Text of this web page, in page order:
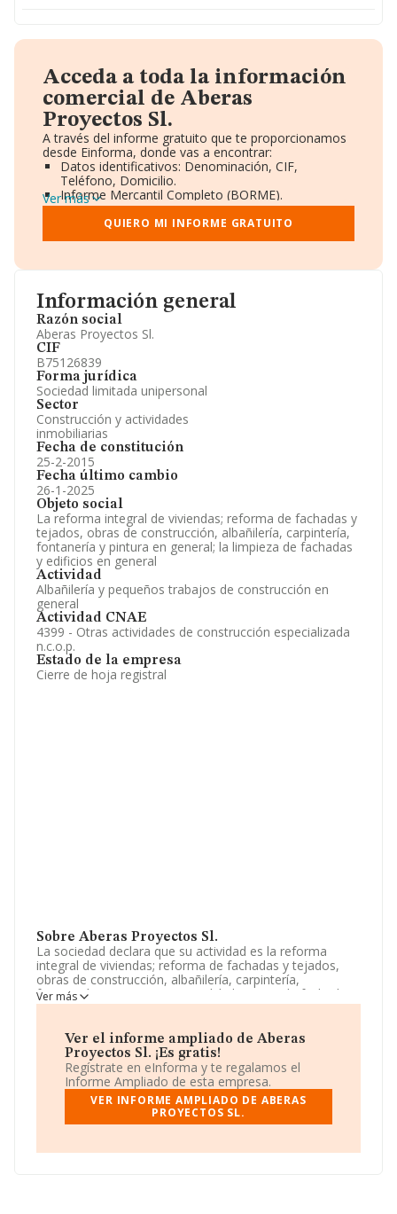
Información general
Razón social
Aberas Proyectos Sl.
CIF
B75126839
Forma jurídica
Sociedad limitada unipersonal
Sector
Construcción y actividades
inmobiliarias
Fecha de constitución
25-2-2015
Fecha último cambio
26-1-2025
Objeto social
La reforma integral de viviendas; reforma de fachadas y
tejados, obras de construcción, albañilería, carpintería,
fontanería y pintura en general; la limpieza de fachadas
y edificios en general
Actividad
Albañilería y pequeños trabajos de construcción en
general
Actividad CNAE
4399 - Otras actividades de construcción especializada
n.c.o.p.
Estado de la empresa
Cierre de hoja registral
Sobre Aberas Proyectos Sl.
La sociedad declara que su actividad es la reforma
integral de viviendas; reforma de fachadas y tejados,
obras de construcción, albañilería, carpintería,
fontanería y pintura en general; la limpieza de fachadas
y edificios en general. La empresa es una Sociedad
a 'Otras actividades de construcción especializada
n.c.o.p.', cuyo Código es 4399. La sociedad no tiene
actividad en mercados exteriores.
La sociedadAberas Proyectos S.L, con CIF
B75126839, se encuentra en Calle Leitzalde Garaia núm.
S/N Piso 1, (20492), Berastegi, en Guipúzcoa, País
Ver más
Ver el informe ampliado de Aberas
Proyectos Sl. ¡Es gratis!
Regístrate en eInforma y te regalamos el
Informe Ampliado de esta empresa.
VER INFORME AMPLIADO DE ABERAS
PROYECTOS SL.
Acceda a toda la información
comercial de Aberas
Proyectos Sl.
A través del informe gratuito que te proporcionamos
desde Einforma, donde vas a encontrar:
Datos identificativos: Denominación, CIF,
Teléfono, Domicilio.
Informe Mercantil Completo (BORME).
Gráficos de Evolución Ventas y Empleados.
Consejo de Administración y Administradores.
Directivos y Ejecutivos.
Información oficial y registral complementaria.
Ver más
QUIERO MI INFORME GRATUITO